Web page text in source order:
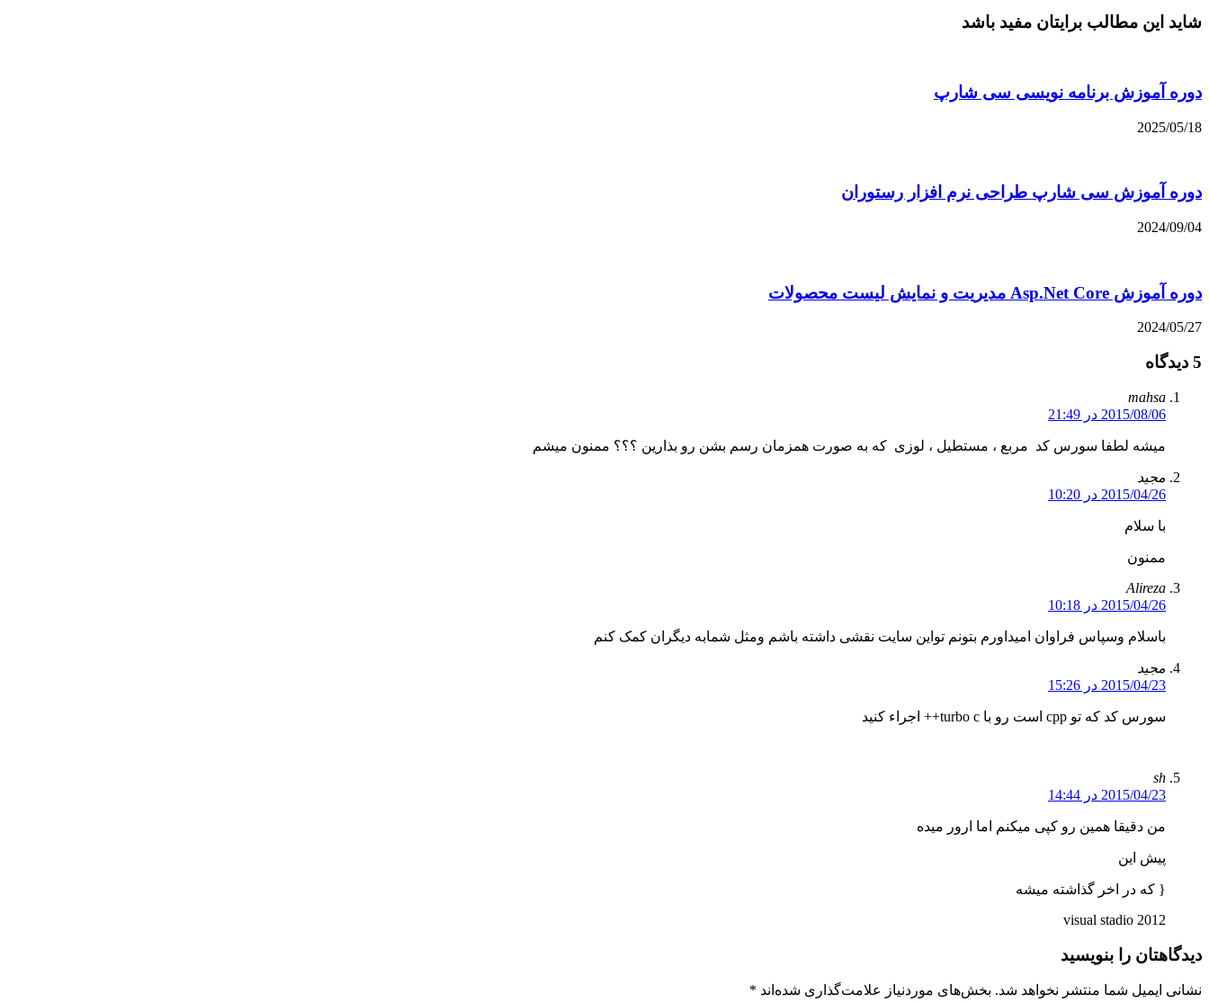
شاید این مطالب برایتان مفید باشد
دوره آموزش برنامه نویسی سی شارپ
2025/05/18
دوره آموزش سی شارپ طراحی نرم افزار رستوران
2024/09/04
دوره آموزش Asp.Net Core مدیریت و نمایش لیست محصولات
2024/05/27
5 دیدگاه
mahsa
2015/08/06 در 21:49
میشه لطفا سورس کد مربع ، مستطیل ، لوزی که به صورت همزمان رسم بشن رو بذارین ؟؟؟ ممنون میشم
مجید
2015/04/26 در 10:20
با سلام
ممنون
Alireza
2015/04/26 در 10:18
باسلام وسپاس فراوان امیداورم بتونم تواین سایت نقشی داشته باشم ومثل شمابه دیگران کمک کنم
مجید
2015/04/23 در 15:26
سورس کد که تو cpp است رو با turbo c++ اجراء کنید
sh
2015/04/23 در 14:44
من دقیقا همین رو کپی میکنم اما ارور میده
پیش این
{ که در اخر گذاشته میشه
visual stadio 2012
دیدگاهتان را بنویسید
نشانی ایمیل شما منتشر نخواهد شد. بخش‌های موردنیاز علامت‌گذاری شده‌اند *